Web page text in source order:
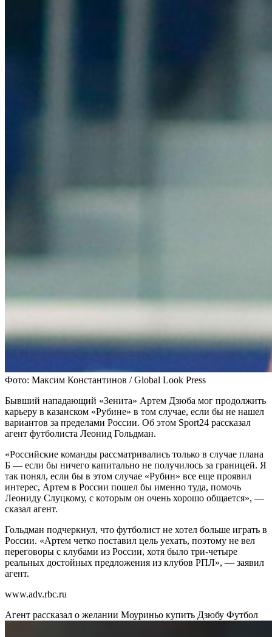
Фото: Максим Константинов / Global Look Press
Бывший нападающий «Зенита» Артем Дзюба мог продолжить
карьеру в казанском «Рубине» в том случае, если бы не нашел
вариантов за пределами России. Об этом Sport24 рассказал
агент футболиста Леонид Гольдман.
«Российские команды рассматривались только в случае плана
Б — если бы ничего капитально не получилось за границей. Я
так понял, если бы в этом случае «Рубин» все еще проявил
интерес, Артем в России пошел бы именно туда, помочь
Леониду Слуцкому, с которым он очень хорошо общается», —
сказал агент.
Гольдман подчеркнул, что футболист не хотел больше играть в
России. «Артем четко поставил цель уехать, поэтому не вел
переговоры с клубами из России, хотя было три-четыре
реальных достойных предложения из клубов РПЛ», — заявил
агент.
www.adv.rbc.ru
Агент рассказал о желании Моуриньо купить Дзюбу Футбол